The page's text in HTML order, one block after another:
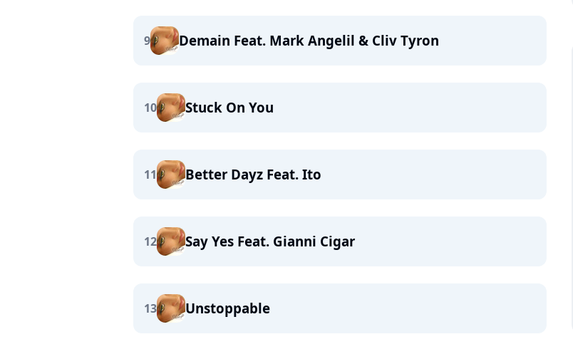
9 Demain Feat. Mark Angelil & Cliv Tyron
10 Stuck On You
11 Better Dayz Feat. Ito
12 Say Yes Feat. Gianni Cigar
13 Unstoppable